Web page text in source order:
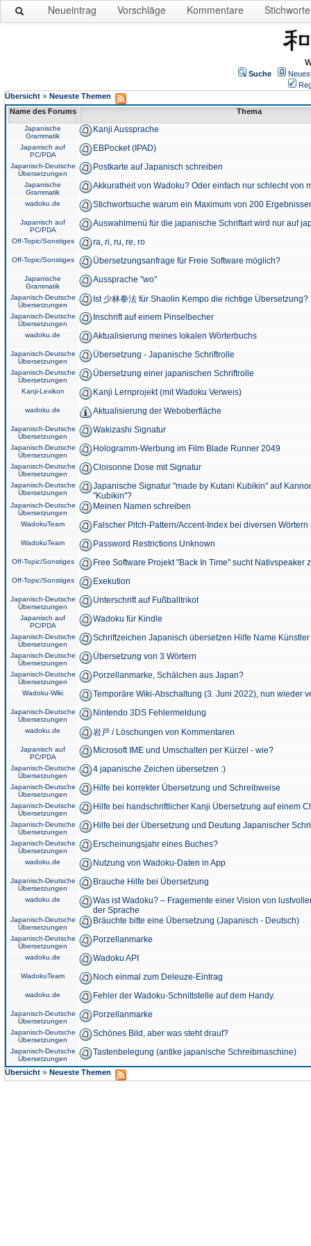
Neueintrag Vorschläge Kommentare Stichworte
Suche
Übersicht » Neueste Themen
Name des Forums
Thema
Japanische
Grammatik
Kanji Aussprache
Japanisch auf
PC/PDA
EBPocket (IPAD)
Japanisch-Deutsche
Übersetzungen
Postkarte auf Japanisch schreiben
Japanische
Grammatik
Akkuratheit von Wadoku? Oder einfach nur schlecht von
wadoku.de Stichwortsuche warum ein Maximum von 200
Japanisch auf
PC/PDA
Auswahlmenü für die japanische Schriftart wird nur auf
Off-Topic/Sonstiges ra, ri, ru, re, ro
Off-Topic/Sonstiges Übersetzungsanfrage für Freie Software möglich?
Japanische
Grammatik
Aussprache "wo"
Japanisch-Deutsche
Übersetzungen
Ist 少林拳法 für Shaolin Kempo die richtige Übersetzung?
Japanisch-Deutsche
Übersetzungen
Inschrift auf einem Pinselbecher
wadoku.de Aktualisierung meines lokalen Wörterbuchs
Japanisch-Deutsche
Übersetzungen
Übersetzung - Japanische Schriftrolle
Japanisch-Deutsche
Übersetzungen
Übersetzung einer japanischen Schriftrolle
Kanji-Lexikon Kanji Lernprojekt (mit Wadoku Verweis)
wadoku.de Aktualisierung der Weboberfläche
Japanisch-Deutsche
Übersetzungen
Wakizashi Signatur
Japanisch-Deutsche
Übersetzungen
Hologramm-Werbung im Film Blade Runner 2049
Japanisch-Deutsche
Übersetzungen
Cloisonne Dose mit Signatur
Japanisch-Deutsche
Übersetzungen
Japanische Signatur "made by Kutani Kubikin" auf
"Kubikin"?
Japanisch-Deutsche
Übersetzungen
Meinen Namen schreiben
WadokuTeam Falscher Pitch-Pattern/Accent-Index bei diversen
WadokuTeam Password Restrictions Unknown
Off-Topic/Sonstiges Free Software Projekt "Back In Time" sucht Nativspeaker
Off-Topic/Sonstiges Exekution
Japanisch-Deutsche
Übersetzungen
Unterschrift auf Fußballtrikot
Japanisch auf
PC/PDA
Wadoku für Kindle
Japanisch-Deutsche
Übersetzungen
Schriftzeichen Japanisch übersetzen Hilfe Name
Japanisch-Deutsche
Übersetzungen
Übersetzung von 3 Wörtern
Japanisch-Deutsche
Übersetzungen
Porzellanmarke, Schälchen aus Japan?
Wadoku-Wiki Temporäre Wiki-Abschaltung (3. Juni 2022), nun wieder
Japanisch-Deutsche
Übersetzungen
Nintendo 3DS Fehlermeldung
wadoku.de 岩戸 / Löschungen von Kommentaren
Japanisch auf
PC/PDA
Microsoft IME und Umschalten per Kürzel - wie?
Japanisch-Deutsche
Übersetzungen
4 japanische Zeichen übersetzen :)
Japanisch-Deutsche
Übersetzungen
Hilfe bei korrekter Übersetzung und Schreibweise
Japanisch-Deutsche
Übersetzungen
Hilfe bei handschriftlicher Kanji Übersetzung auf einem
Japanisch-Deutsche
Übersetzungen
Hilfe bei der Übersetzung und Deutung Japanischer
Japanisch-Deutsche
Übersetzungen
Erscheinungsjahr eines Buches?
wadoku.de Nutzung von Wadoku-Daten in App
Japanisch-Deutsche
Übersetzungen
Brauche Hilfe bei Übersetzung
wadoku.de
Was ist Wadoku? – Fragemente einer Vision von
der Sprache
Japanisch-Deutsche
Übersetzungen
Bräuchte bitte eine Übersetzung (Japanisch - Deutsch)
Japanisch-Deutsche
Übersetzungen
Porzellanmarke
wadoku.de Wadoku API
WadokuTeam Noch einmal zum Deleuze-Eintrag
wadoku.de Fehler der Wadoku-Schnittstelle auf dem Handy.
Japanisch-Deutsche
Übersetzungen
Porzellanmarke
Japanisch-Deutsche
Übersetzungen
Schönes Bild, aber was steht drauf?
Japanisch-Deutsche
Übersetzungen
Tastenbelegung (antike japanische Schreibmaschine)
Übersicht » Neueste Themen